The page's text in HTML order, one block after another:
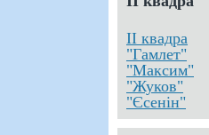
ІІ квадра
"Гамлет"
"Максим"
"Жуков"
"Єсенін"